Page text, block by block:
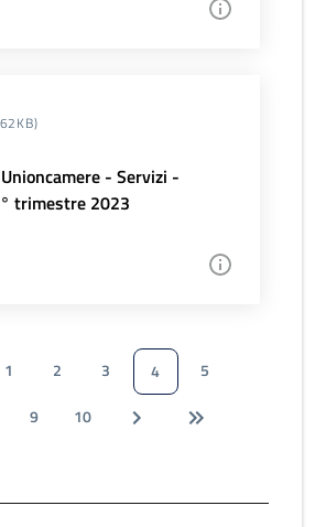
- Servizi -
trimestre 2023
1 2 3 4
5
9 10